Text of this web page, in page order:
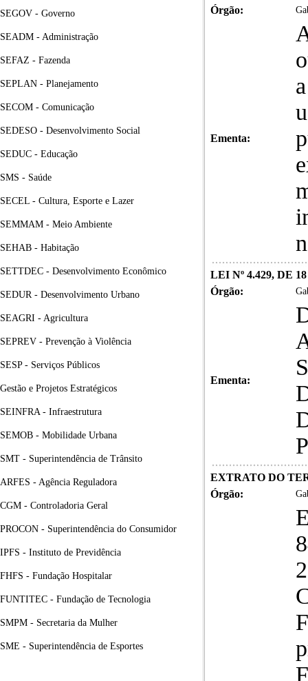
SEGOV - Governo
SEADM - Administração
SEFAZ - Fazenda
SEPLAN - Planejamento
SECOM - Comunicação
SEDESO - Desenvolvimento Social
SEDUC - Educação
SMS - Saúde
SECEL - Cultura, Esporte e Lazer
SEMMAM - Meio Ambiente
SEHAB - Habitação
SETTDEC - Desenvolvimento Econômico
SEDUR - Desenvolvimento Urbano
SEAGRI - Agricultura
SEPREV - Prevenção à Violência
SESP - Serviços Públicos
Gestão e Projetos Estratégicos
SEINFRA - Infraestrutura
SEMOB - Mobilidade Urbana
SMT - Superintendência de Trânsito
ARFES - Agência Reguladora
CGM - Controladoria Geral
PROCON - Superintendência do Consumidor
IPFS - Instituto de Previdência
FHFS - Fundação Hospitalar
FUNTITEC - Fundação de Tecnologia
SMPM - Secretaria da Mulher
SME - Superintendência de Esportes
Órgão:
Ementa:
LEI Nº 4.429, DE
Órgão:
Ementa:
EXTRATO DO
Órgão: